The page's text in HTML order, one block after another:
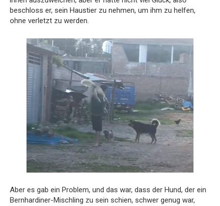
beschloss er, sein Haustier zu nehmen, um ihm zu helfen,
ohne verletzt zu werden.
Aber es gab ein Problem, und das war, dass der Hund, der ein
Bernhardiner-Mischling zu sein schien, schwer genug war,